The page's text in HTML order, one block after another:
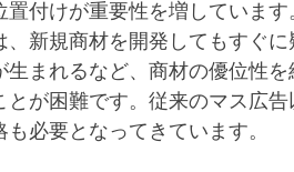
置付けが重要性を増しています
、新規商材を開発してもすぐ
生まれるなど、商材の優位性を
とが困難です。従来のマス広
も必要となってきています。